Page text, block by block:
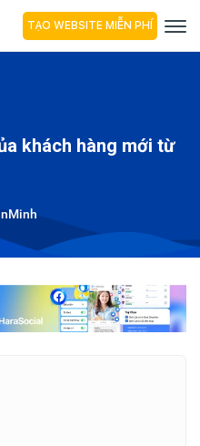
TẠO WEBSITE MIỄN PHÍ
khách hàng mới từ